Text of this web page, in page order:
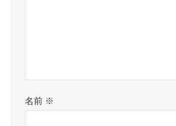
名前 ※